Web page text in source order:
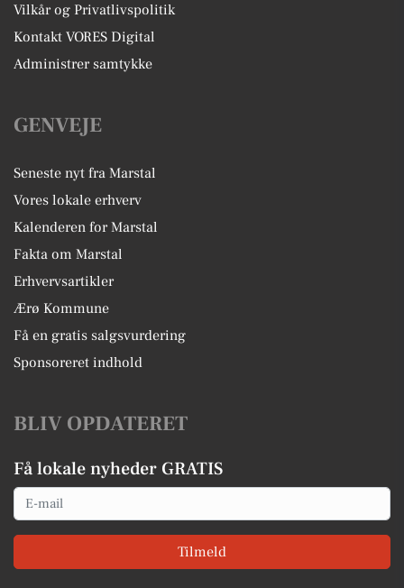
Vilkår og Privatlivspolitik
Kontakt VORES Digital
Administrer samtykke
GENVEJE
Seneste nyt fra Marstal
Vores lokale erhverv
Kalenderen for Marstal
Fakta om Marstal
Erhvervsartikler
Ærø Kommune
Få en gratis salgsvurdering
Sponsoreret indhold
BLIV OPDATERET
Få lokale nyheder GRATIS
Email
Tilmeld